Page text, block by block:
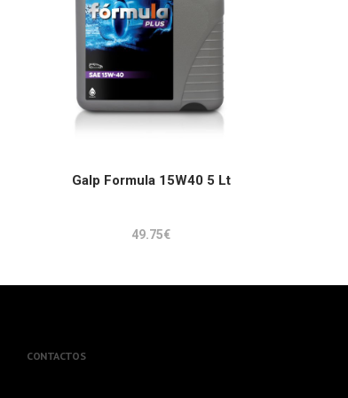
ADICIONAR
Galp Formula 15W40 5 Lt
49.75€
CONTACTOS